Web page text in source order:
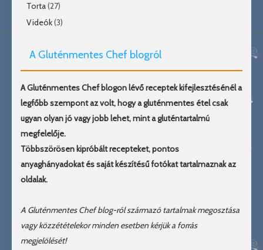
Torta(27)
Videók(3)
A Gluténmentes Chef blogról
A Gluténmentes Chef blogon lévő receptek kifejlesztésénél a
legfőbb szempont az volt, hogy a gluténmentes étel csak
ugyan olyan jó vagy jobb lehet, mint a gluténtartalmú
megfelelője.
Többszörösen kipróbált recepteket, pontos
anyaghányadokat és saját készítésű fotókat tartalmaznak az
oldalak.
A Gluténmentes Chef blog-ról származó tartalmak megosztása
vagy közzétételekor minden esetben kérjük a forrás
megjelölését!